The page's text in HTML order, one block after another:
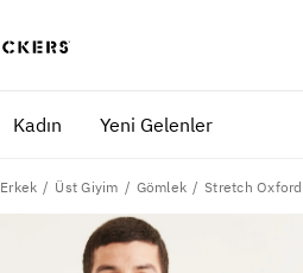
Kadın Yeni Gelenler
POPÜLER ARAMALAR
pantolon
Erkek Üst Giyim Gömlek Stretch